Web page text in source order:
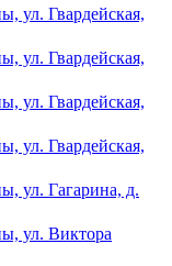
ул. Гвардейская,
ул. Гвардейская,
ул. Гвардейская,
ул. Гвардейская,
ул. Гагарина, д.
ул. Виктора